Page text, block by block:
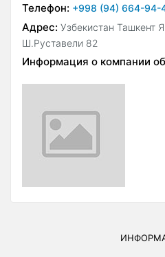
Телефон: +998 (94) 664-94-
Адрес: Узбекистан Ташкент
Ш.Руставели 82
Информация о компании